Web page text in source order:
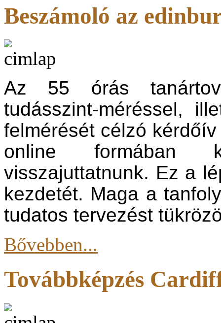
Beszámoló az
Az 55 órás
tudásszint-méréssel,
felmérését célzó
online formában
visszajuttatnunk. Ez a
kezdetét. Maga a
tudatos tervezést
Bővebben...
Továbbképzés